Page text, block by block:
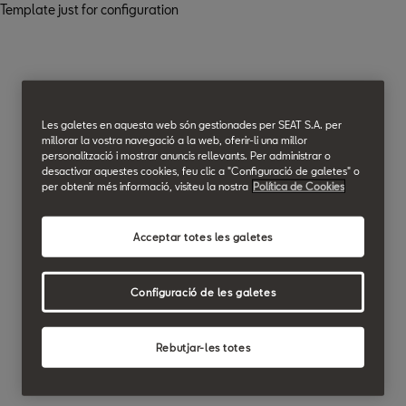
Template just for configuration
Les galetes en aquesta web són gestionades per SEAT S.A. per
millorar la vostra navegació a la web, oferir-li una millor
personalització i mostrar anuncis rellevants. Per administrar o
desactivar aquestes cookies, feu clic a "Configuració de galetes" o
per obtenir més informació, visiteu la nostra Política de Cookies
Rebutjar-les totes
Acceptar totes les galetes
Configuració de les galetes